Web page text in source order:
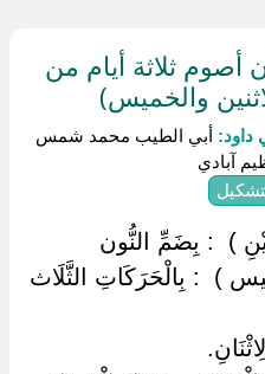
ثلاثة أيام من
والخميس)
داود: أبي الطيب محمد شمس
آبادي
) ‏ ‏: بِضَمِّ النُّون
) ‏ ‏: بِالْحَرَكَاتِ الثَّلَاث